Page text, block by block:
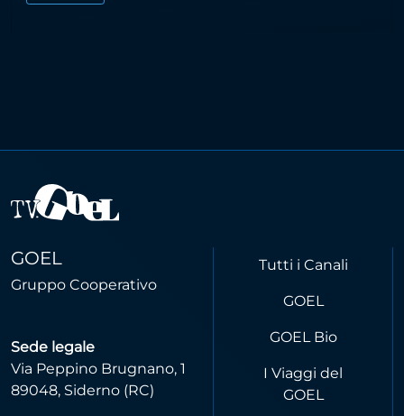
GOEL
Gruppo Cooperativo
Sede legale
Via Peppino Brugnano, 1
89048, Siderno (RC)
Tutti i Canali
GOEL
GOEL Bio
I Viaggi del
GOEL